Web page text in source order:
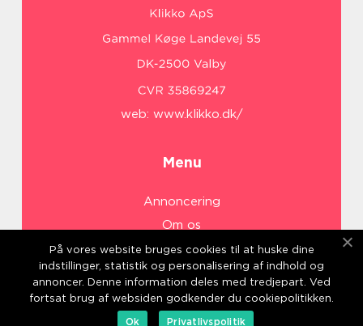
web: www.klikko.dk/
Menu
Annoncering
Om os
Cookies
Kontakt os
Sitemap
På vores website bruges cookies til at huske dine
indstillinger, statistik og personalisering af indhold og
annoncer. Denne information deles med tredjepart. Ved
fortsat brug af websiden godkender du cookiepolitikken.
Ok
Privatlivspolitik